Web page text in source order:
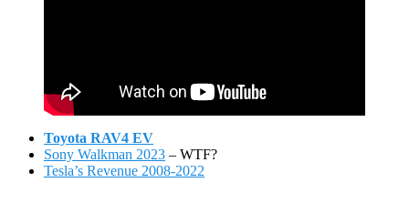
Toyota RAV4 EV
Sony Walkman 2023 – WTF?
Tesla’s Revenue 2008-2022